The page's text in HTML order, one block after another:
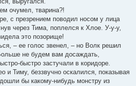
очумел, тварина?!
с презрением поводил носом у лица
через Тима, поплелся к Хлое. У-у-у,
это позорище!
– ее голос звенел, – но Волк решил
не будем вам досаждать,
быстро застучали в коридоре.
и Тиму, беззвучно оскалился, показывая
бы какому-нибудь монстру из